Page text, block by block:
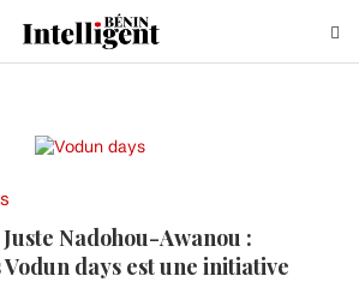
Nadohou-Awanou :
Vodun days est une initiative